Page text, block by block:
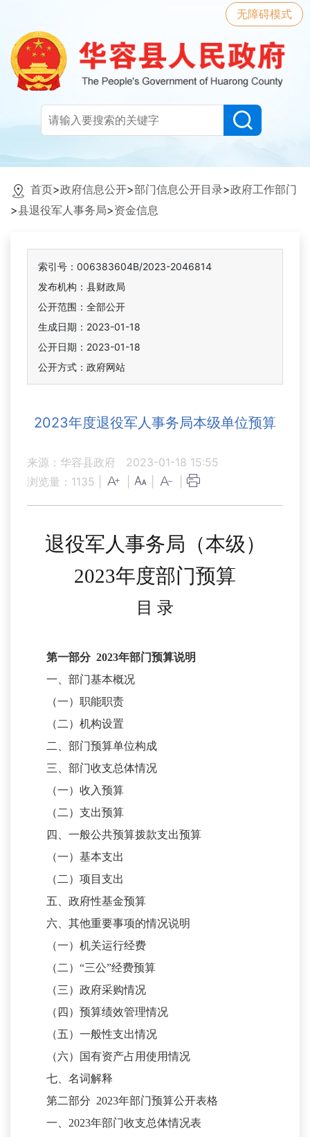
无障碍模式
首页>政府信息公开>部门信息公开目录>政府工作部门
>县退役军人事务局>资金信息
索引号：006383604B/2023-2046814
发布机构：县财政局
公开范围：全部公开
生成日期：2023-01-18
公开日期：2023-01-18
公开方式：政府网站
2023年度退役军人事务局本级单位预算
来源：华容县政府
2023-01-18 15:55
浏览量： 1135
退役军人事务局（本级）
2023年度部门预算
目 录
第一部分 2023年部门预算说明
一、部门基本概况
（一）职能职责
（二）机构设置
二、部门预算单位构成
三、部门收支总体情况
（一）收入预算
（二）支出预算
四、一般公共预算拨款支出预算
（一）基本支出
（二）项目支出
五、政府性基金预算
六、其他重要事项的情况说明
（一）机关运行经费
（二） “三公”经费预算
（三）政府采购情况
（四）预算绩效管理情况
（五）一般性支出情况
（六）国有资产占用使用情况
七、名词解释
第二部分 2023年部门预算公开表格
一、 2023年部门收支总体情况表